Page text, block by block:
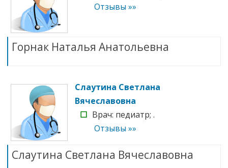
Отзывы »»
Горнак Наталья Анатольевна
Слаутина Светлана
Вячеславовна
☐ Врач: педиатр; .
Отзывы »»
Слаутина Светлана Вячеславовна